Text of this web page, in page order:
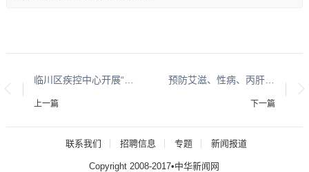
上一篇
预防艾滋、性病、丙肝，你我同行－临川区疾控走进老年体育协会 开展艾滋病宣传活动
下一篇
联系我们 招聘信息 专题 新闻报道
Copyright 2008-2017•中华新闻网